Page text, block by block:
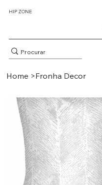
HIP ZONE
Home >Fronha Decor